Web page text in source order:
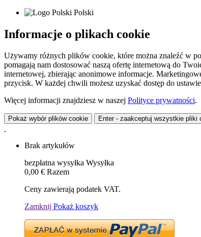
Polski
Informacje o plikach cookie
Używamy różnych plików cookie, które można znaleźć w
pomagają nam dostosować naszą ofertę internetową do
internetowej, zbierając anonimowe informacje.
przycisk. W każdej chwili możesz uzyskać dostęp do
Więcej informacji znajdziesz w naszej Polityce prywatności.
Pokaż wybór plików cookie Enter - zaakceptuj wszystkie pliki
Brak artykułów
bezpłatna wysyłka Wysyłka
0,00 € Razem
Ceny zawierają podatek VAT.
Zamknij Pokaż koszyk